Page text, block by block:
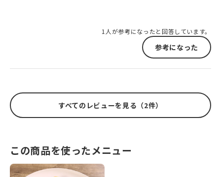
1人が参考になったと回答しています。
参考になった
すべてのレビューを見る（2件）
この商品を使ったメニュー